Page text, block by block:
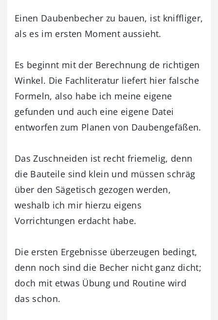
Einen Daubenbecher zu bauen, ist kniffliger,
als es im ersten Moment aussieht.
Es beginnt mit der Berechnung de richtigen
Winkel. Die Fachliteratur liefert hier falsche
Formeln, also habe ich meine eigene
gefunden und auch eine eigene Datei
entworfen zum Planen von Daubengefäßen.
Das Zuschneiden ist recht friemelig, denn
die Bauteile sind klein und müssen schräg
über den Sägetisch gezogen werden,
weshalb ich mir hierzu eigens
Vorrichtungen erdacht habe.
Die ersten Ergebnisse überzeugen bedingt,
denn noch sind die Becher nicht ganz dicht;
doch mit etwas Übung und Routine wird
das schon.